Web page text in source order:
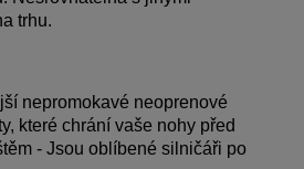
trhu.
nepromokavé neoprenové
které chrání vaše nohy před
- Jsou oblíbené silničáři po